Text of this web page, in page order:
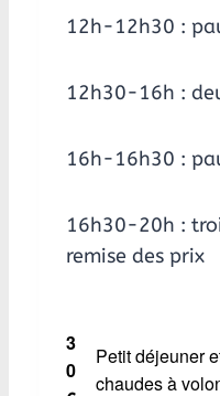
12h-12h30 :
12h30-16h :
16h-16h30 :
16h30-20h :
remise des prix
3
0
Petit déjeuner
chaudes à